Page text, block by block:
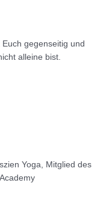
gegenseitig und
alleine bist.
Yoga, Mitglied des